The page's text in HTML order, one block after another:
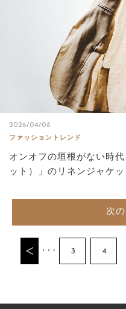
2026/04/08
ファッショントレンド
オンオフの垣根がない時
ット）」のリネンジャケ
次
3 4